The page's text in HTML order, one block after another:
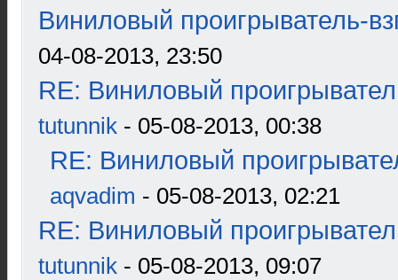
Виниловый проигрыватель-
04-08-2013, 23:50
RE: Виниловый
tutunnik - 05-08-2013, 00:38
RE: Виниловый
aqvadim - 05-08-2013, 02:21
RE: Виниловый
tutunnik - 05-08-2013, 09:07